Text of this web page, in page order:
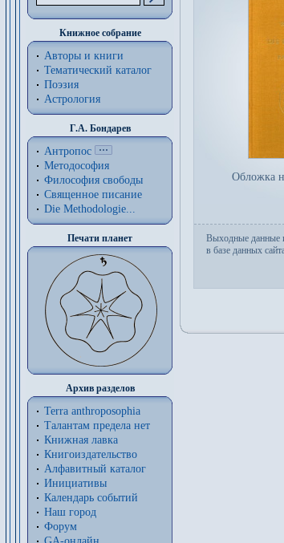
Книжное собрание
Авторы и книги
Тематический каталог
Поэзия
Астрология
Г.А. Бондарев
Антропос
Методософия
Философия cвободы
Священное писание
Die Methodologie...
Печати планет
Архив разделов
Terra anthroposophia
Талантам предела нет
Книжная лавка
Книгоиздательство
Алфавитный каталог
Инициативы
Календарь событий
Наш город
Форум
Обложка
Выходные данные
в базе данных